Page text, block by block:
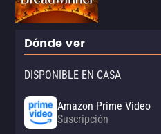
Dónde ver
DISPONIBLE EN CASA
Amazon Prime Video
Suscripción
Amazon Video